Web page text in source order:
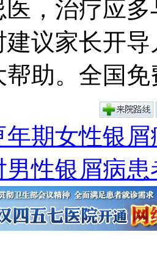
，治疗应
议家长开
帮助。全国免
年期女性银
男性银屑病